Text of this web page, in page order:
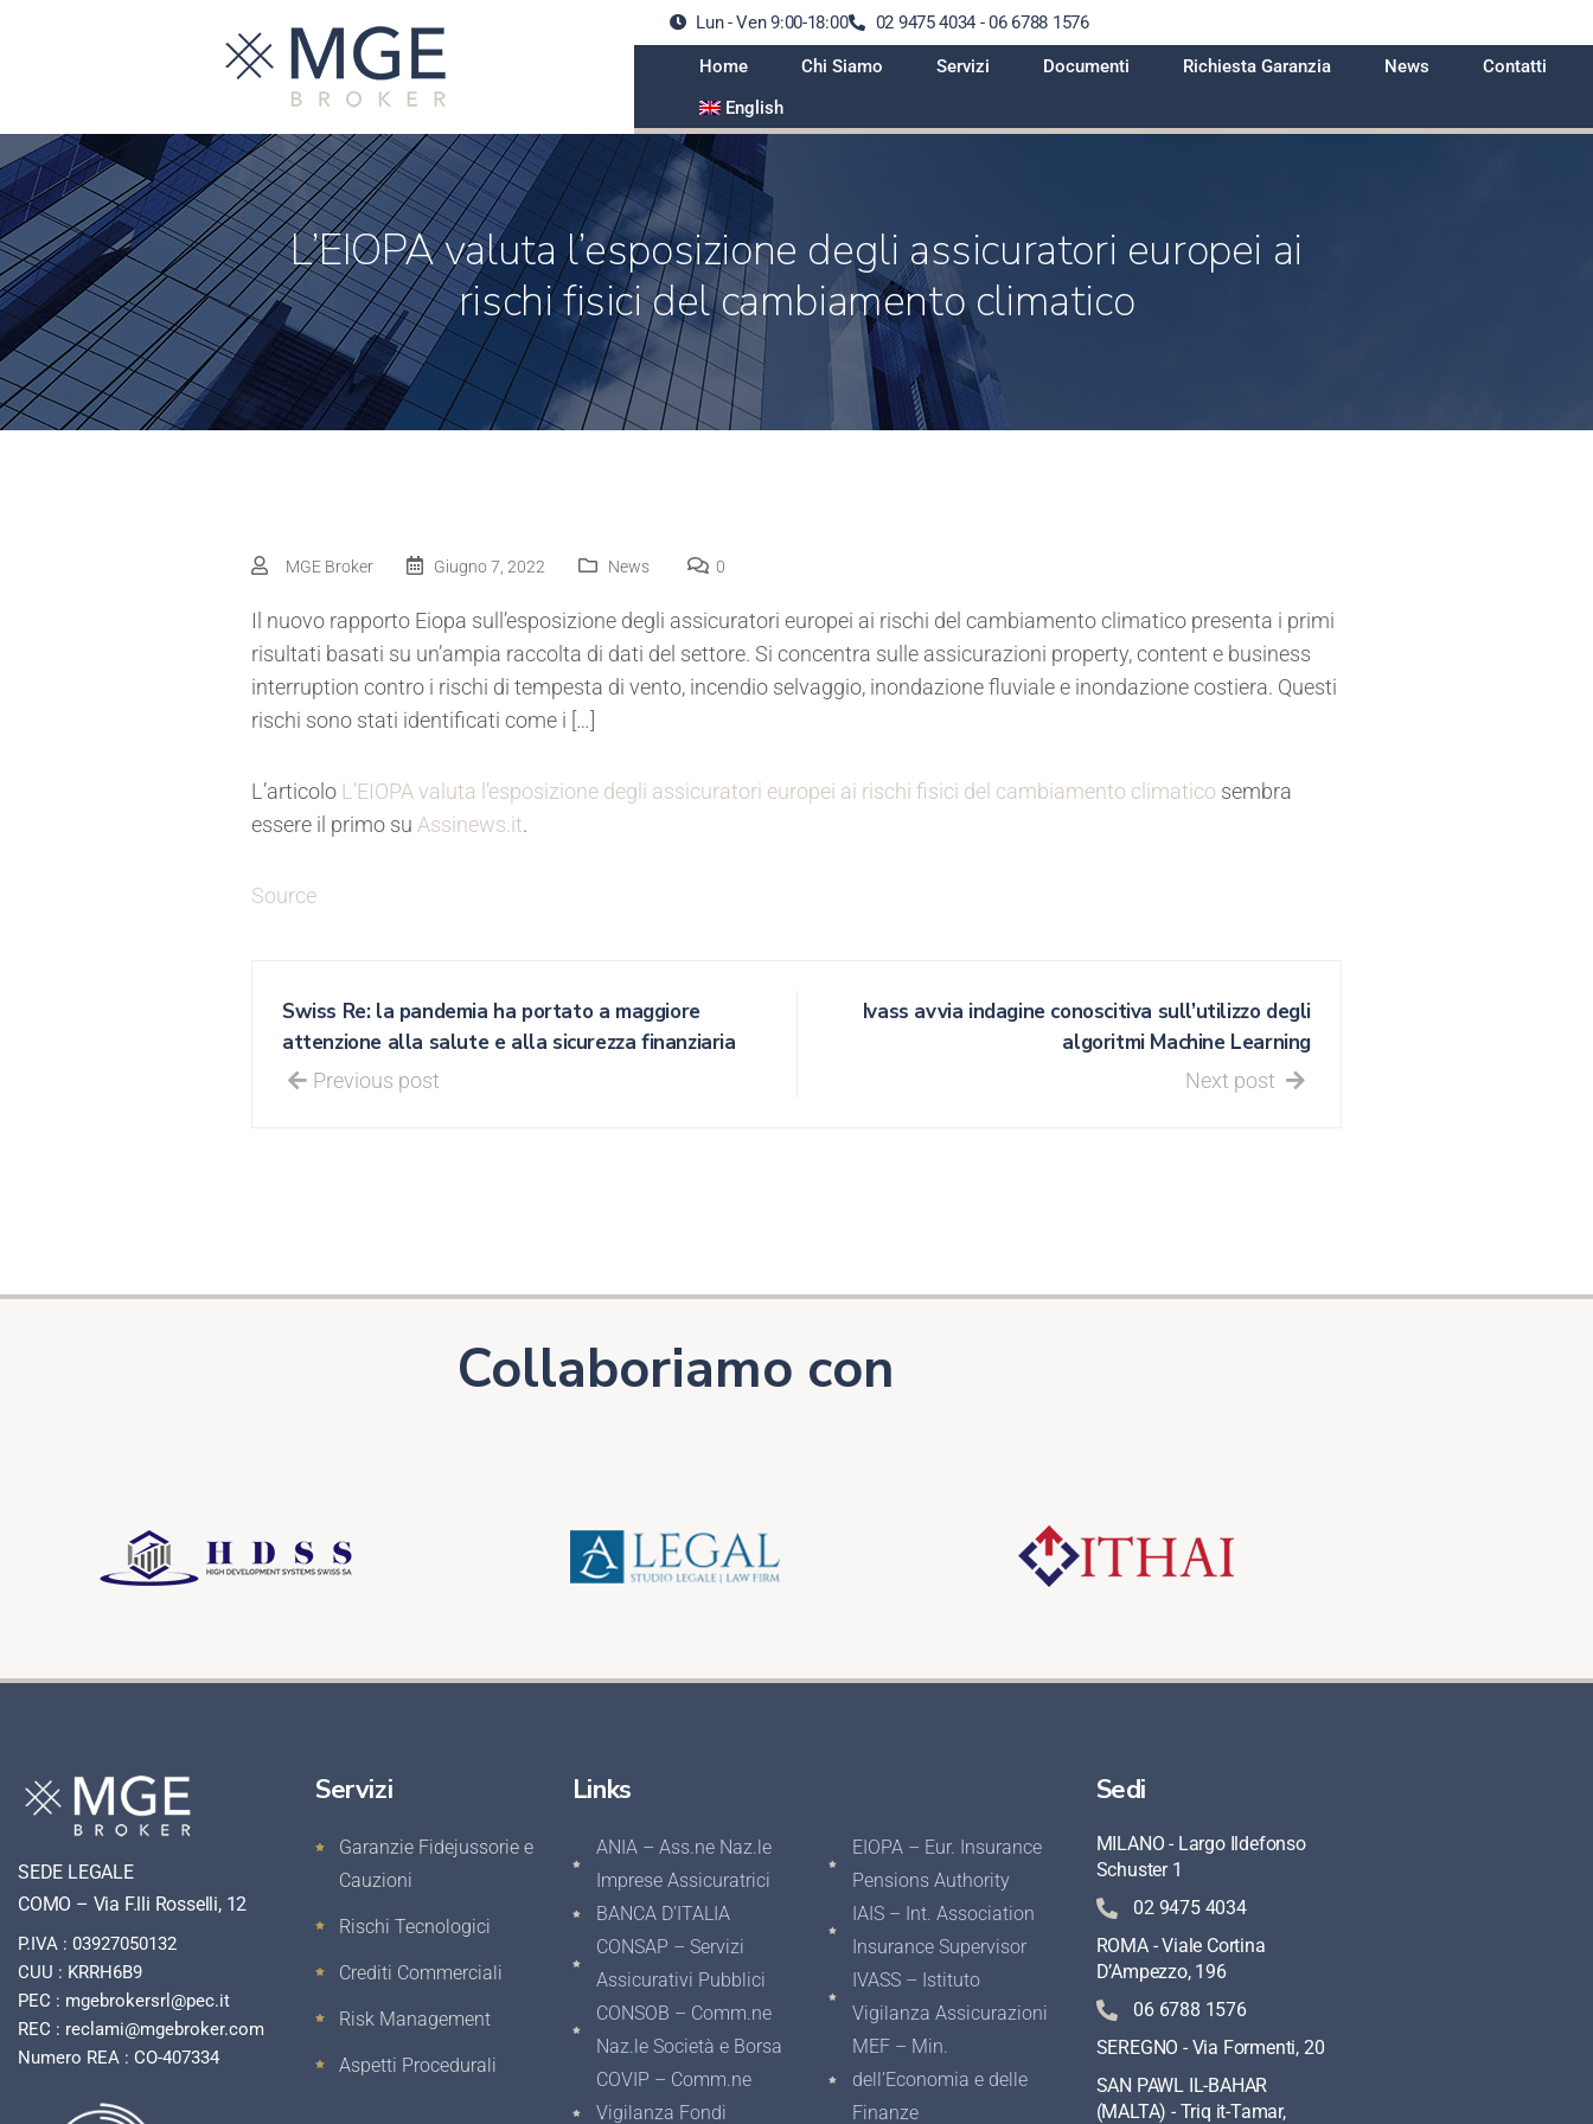
Lun - Ven 9:00-18:00 02 9475 4034 - 06 6788 1576
Home Chi Siamo Servizi Documenti Richiesta Garanzia News
Contatti
English
L’EIOPA valuta l’esposizione degli assicuratori europei ai
rischi fisici del cambiamento climatico
MGE Broker Giugno 7, 2022 News 0
Il nuovo rapporto Eiopa sull’esposizione degli assicuratori europei ai rischi del cambiamento climatico presenta i primi
risultati basati su un’ampia raccolta di dati del settore. Si concentra sulle assicurazioni property, content e business
interruption contro i rischi di tempesta di vento, incendio selvaggio, inondazione fluviale e inondazione costiera. Questi
rischi sono stati identificati come i […]
L’articolo L’EIOPA valuta l’esposizione degli assicuratori europei ai rischi fisici del cambiamento climatico sembra
essere il primo su Assinews.it.
Source
Swiss Re: la pandemia ha portato a maggiore
attenzione alla salute e alla sicurezza finanziaria
Previous post
Ivass avvia indagine conoscitiva sull’utilizzo degli
algoritmi Machine Learning
Next post
Collaboriamo con
SEDE LEGALE
COMO – Via F.lli Rosselli, 12
P.IVA : 03927050132
CUU : KRRH6B9
PEC : mgebrokersrl@pec.it
REC : reclami@mgebroker.com
Numero REA : CO-407334
Servizi
Garanzie Fidejussorie e
Cauzioni
Rischi Tecnologici
Crediti Commerciali
Risk Management
Aspetti Procedurali
Links
ANIA – Ass.ne Naz.le
Imprese Assicuratrici
BANCA D’ITALIA
CONSAP – Servizi
Assicurativi Pubblici
CONSOB – Comm.ne
Naz.le Società e Borsa
COVIP – Comm.ne
Vigilanza Fondi
EIOPA – Eur. Insurance
Pensions Authority
IAIS – Int. Association
Insurance Supervisor
IVASS – Istituto
Vigilanza Assicurazioni
MEF – Min.
dell’Economia e delle
Finanze
Sedi
MILANO - Largo Ildefonso
Schuster 1
02 9475 4034
ROMA - Viale Cortina
D’Ampezzo, 196
06 6788 1576
SEREGNO - Via Formenti, 20
SAN PAWL IL-BAHAR
(MALTA) - Triq it-Tamar,